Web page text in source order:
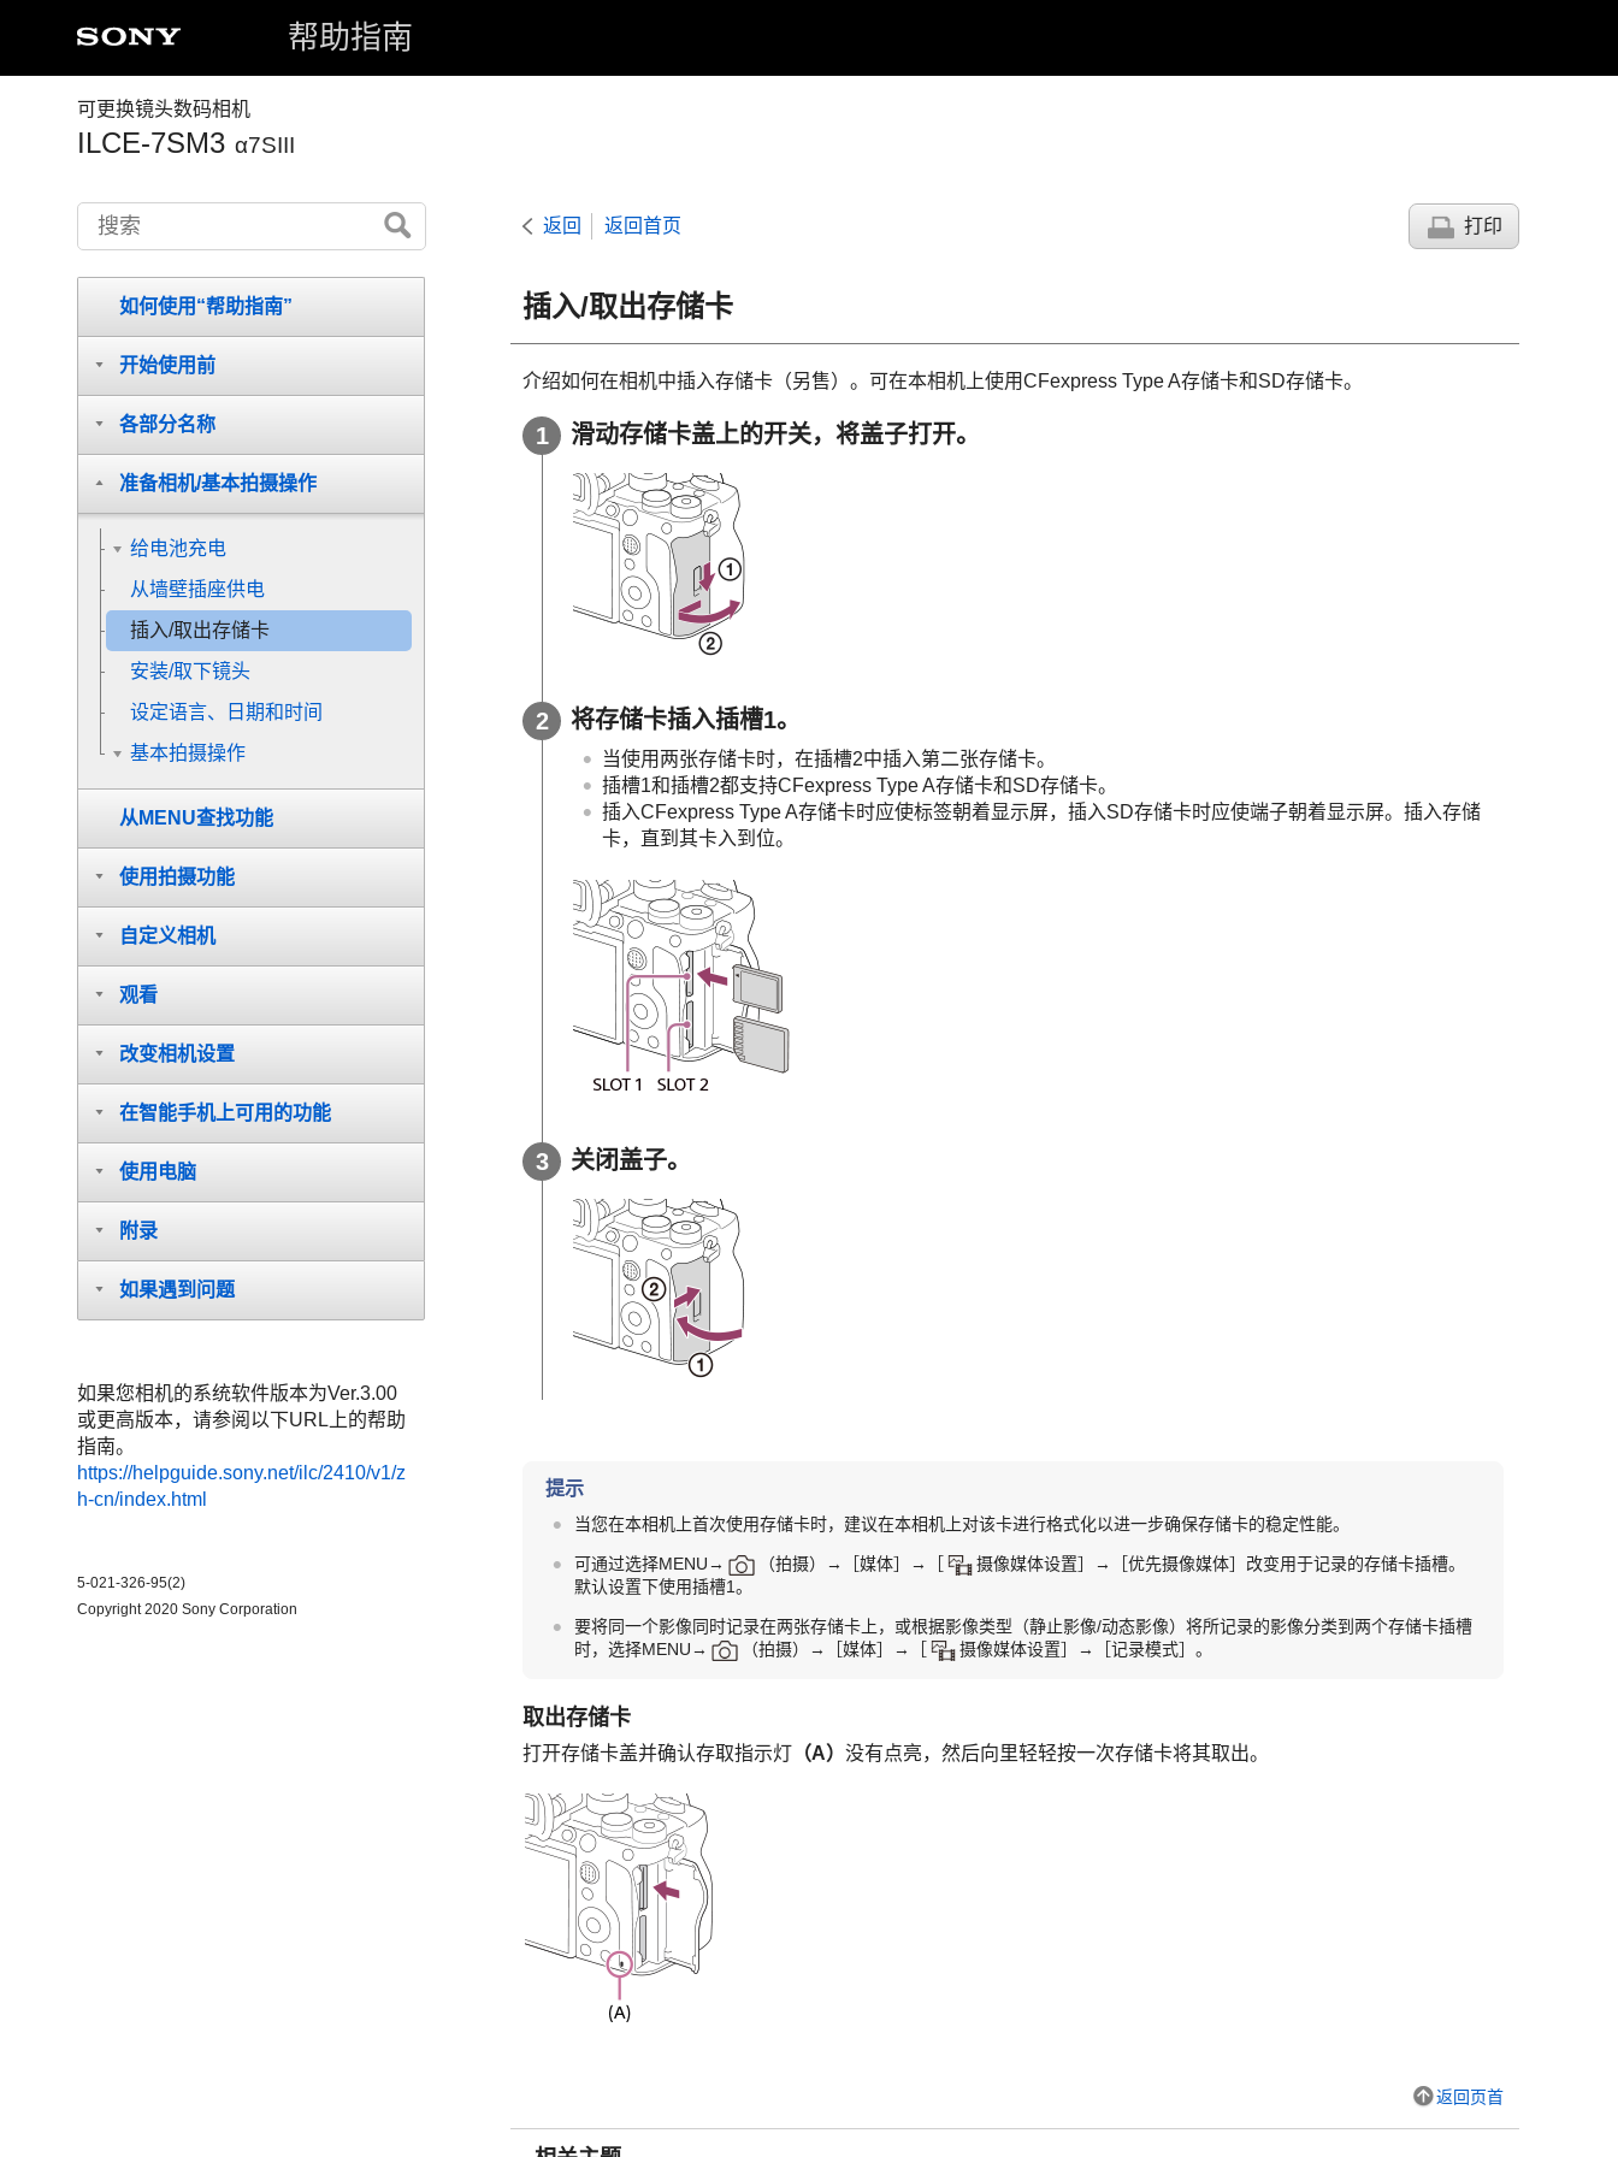
帮助指南
可更换镜头数码相机
ILCE-7SM3 α7SIII
返回 返回首页 打印
插入/取出存储卡
介绍如何在相机中插入存储卡（另售）。可在本相机上使用CFexpress Type A存储卡和SD存储卡。
滑动存储卡盖上的开关，将盖子打开。
将存储卡插入插槽1。
当使用两张存储卡时，在插槽2中插入第二张存储卡。
插槽1和插槽2都支持CFexpress Type A存储卡和SD存储卡。
插入CFexpress Type A存储卡时应使标签朝着显示屏，插入SD存储卡时应使端子朝着显示屏。插入存储
卡，直到其卡入到位。
关闭盖子。
提示
当您在本相机上首次使用存储卡时，建议在本相机上对该卡进行格式化以进一步确保存储卡的稳定性能。
可通过选择MENU→ （拍摄）→ ［媒体］ → 摄像媒体设置］ → ［优先摄像媒体］ 改变用于记录的存储卡插槽。
默认设置下使用插槽1。
要将同一个影像同时记录在两张存储卡上，或根据影像类型（静止影像/动态影像）将所记录的影像分类到两个存储卡插槽
时，选择MENU→ （拍摄）→ ［媒体］ → 摄像媒体设置］ → ［记录模式］。
取出存储卡
打开存储卡盖并确认存取指示灯 （A） 没有点亮，然后向里轻轻按一次存储卡将其取出。
返回页首
如何使用“帮助指南”
开始使用前
各部分名称
准备相机/基本拍摄操作
给电池充电
从墙壁插座供电
插入/取出存储卡
安装/取下镜头
设定语言、日期和时间
基本拍摄操作
从MENU查找功能
使用拍摄功能
自定义相机
观看
改变相机设置
在智能手机上可用的功能
使用电脑
附录
如果遇到问题
如果您相机的系统软件版本为Ver.3.00
或更高版本，请参阅以下URL上的帮助
指南。
https://helpguide.sony.net/ilc/2410/v1/z
h-cn/index.html
5-021-326-95(2)
Copyright 2020 Sony Corporation